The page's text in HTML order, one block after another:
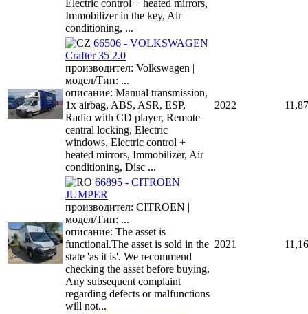
Electric control + heated mirrors,
Immobilizer in the key, Air
conditioning, ...
66506 - VOLKSWAGEN
Crafter 35 2.0
производител: Volkswagen |
модел/Тип: ...
описание: Manual transmission,
1x airbag, ABS, ASR, ESP,
Radio with CD player, Remote
central locking, Electric
windows, Electric control +
heated mirrors, Immobilizer, Air
conditioning, Disc ...
2022
66895 - CITROEN
JUMPER
производител: CITROEN |
модел/Тип: ...
описание: The asset is
functional.The asset is sold in the
state 'as it is'. We recommend
checking the asset before buying.
Any subsequent complaint
regarding defects or malfunctions
will not...
2021